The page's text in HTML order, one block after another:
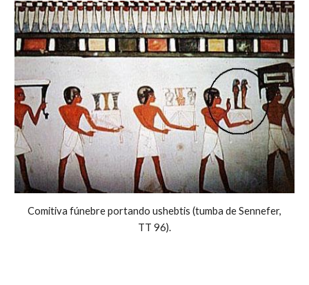
Comitiva fúnebre portando ushebtis (tumba de Sennefer,
TT 96).